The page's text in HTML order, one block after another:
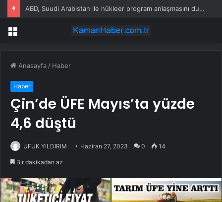
ABD, Suudi Arabistan ile nükleer program anlaşmasını duyuracak
Menü
Anasayfa / Haber
Haber
Çin’de ÜFE Mayıs’ta yüzde
4,6 düştü
UFUK YILDIRIM Haziran 27, 2023 0 14
Bir dakikadan az